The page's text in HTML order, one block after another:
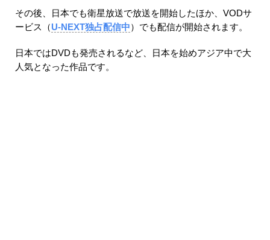
その後、日本でも衛星放送で放送を開始したほか、VODサ
ービス（U-NEXT独占配信中）でも配信が開始されます。
日本ではDVDも発売されるなど、日本を始めアジア中で大
人気となった作品です。